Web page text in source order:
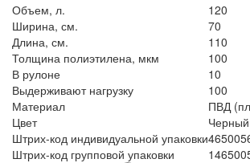
Объем, л.
120
Ширина, см.
70
Длина, см.
110
Толщина полиэтилена, мкм
100
В рулоне
10
Выдерживают нагрузку
100
Материал
ПВД
Цвет
Черный
Штрих-код индивидуальной упаковки
Штрих-код групповой упаковки